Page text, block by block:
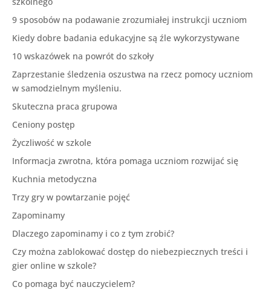
9 sposobów na podawanie zrozumiałej instrukcji uczniom
Kiedy dobre badania edukacyjne są źle wykorzystywane
10 wskazówek na powrót do szkoły
Zaprzestanie śledzenia oszustwa na rzecz pomocy uczniom
w samodzielnym myśleniu.
Skuteczna praca grupowa
Ceniony postęp
Życzliwość w szkole
Informacja zwrotna, która pomaga uczniom rozwijać się
Kuchnia metodyczna
Trzy gry w powtarzanie pojęć
Zapominamy
Dlaczego zapominamy i co z tym zrobić?
Czy można zablokować dostęp do niebezpiecznych treści i
gier online w szkole?
Co pomaga być nauczycielem?